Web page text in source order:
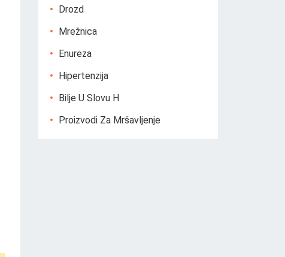
Drozd
Mrežnica
Enureza
Hipertenzija
Bilje U Slovu H
Proizvodi Za Mršavljenje